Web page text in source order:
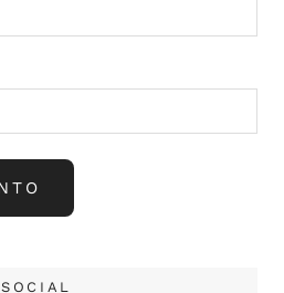
SOCIAL